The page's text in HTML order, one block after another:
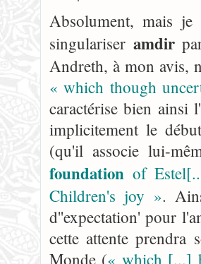
Absolument, mais
singulariser amdir
Andreth, à mon avis,
« which though
caractérise bien ainsi
implicitement le
(qu'il associe lui-
foundation of
Children's joy ».
d''expectation' pour
cette attente prendra
Monde (« which [...]